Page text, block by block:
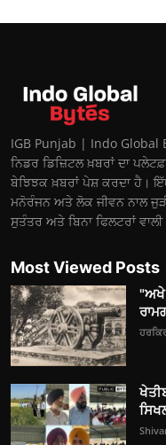
IGB Punjab | Indo Global
ਨਿਡਰ ਡਿਜ਼ਿਟਲ ਖ਼ਬਰਾਂ ਦਾ
ਬੇਝਿਝਕ ਖ਼ਬਰਾਂ ਪੇਸ਼ ਕਰਦਾ ਹੈ।
ਮਨੋਰੰਜਨ ਅਤੇ ਲੋਕ ਜੀਵਨ ਨਾਲ
ਸੁਤੰਤਰ ਅਤੇ ਬਿਨਾ ਫਿਲਟਰਾਂ
Most Viewed Posts